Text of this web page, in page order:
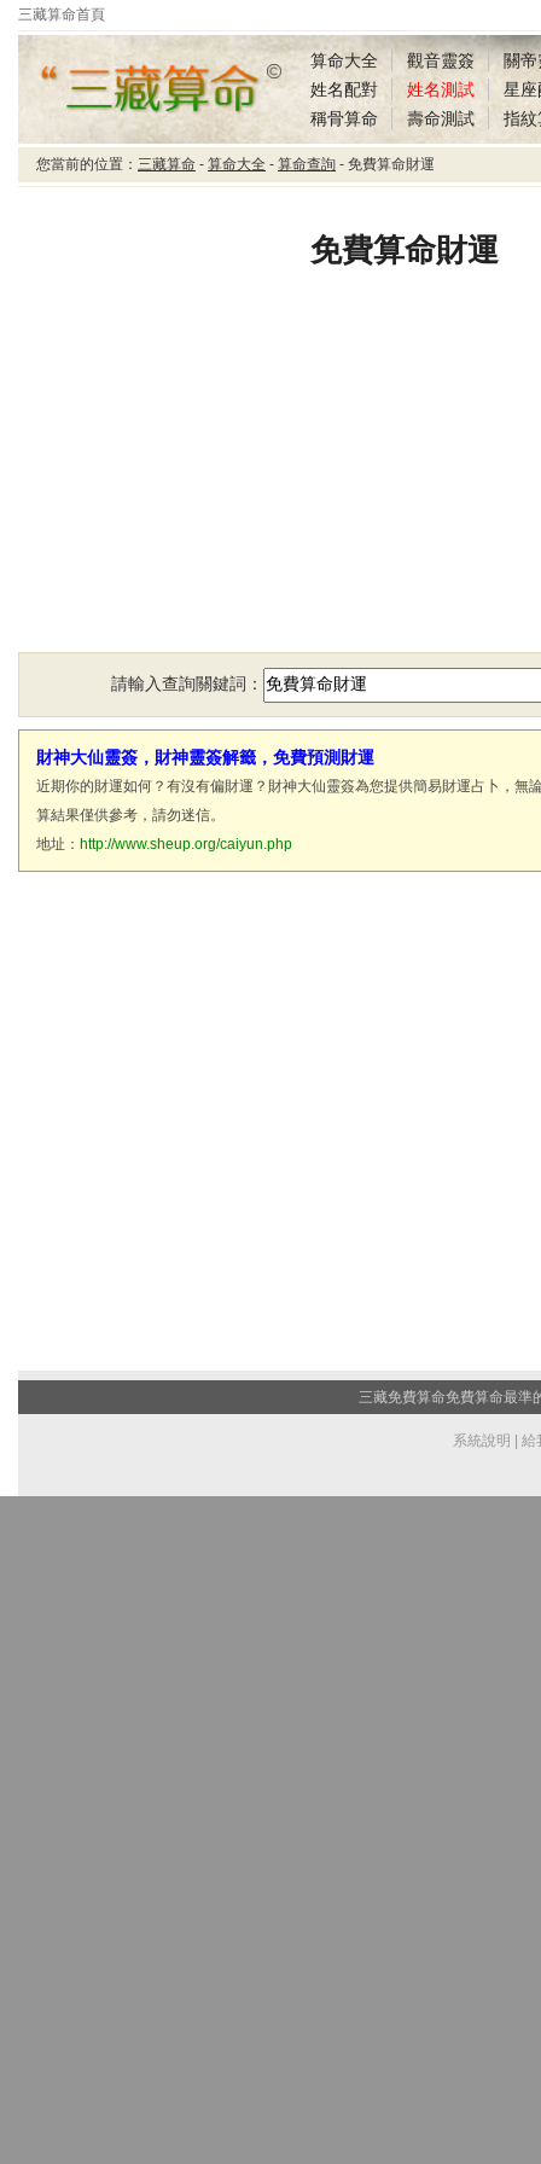
三藏算命首頁
三藏算命免費算命財運
算命大全 觀音靈簽
關
姓名配對
姓名測試
星座
稱骨算命
壽命測試 指紋
您當前的位置： 三藏算命 - 算命大全 - 算命查詢 - 免費算命財運
免費算命財運
請輸入查詢關鍵詞：
財神大仙靈簽，財神靈簽解籤，免費預測財運
近期你的財運如何？有沒有偏財運？財神大仙靈簽為您提供簡易財運占卜，無
算結果僅供參考，請勿迷信。
地址： http://www.sheup.org/caiyun.php
三藏免費算命免費算命最準
系統說明 給